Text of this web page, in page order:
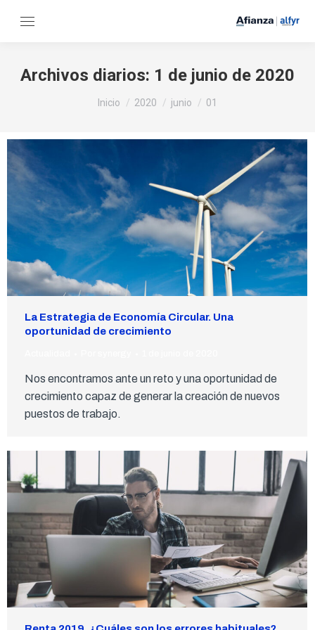
Archivos diarios: 1 de junio de 2020
Estás aquí:
Inicio 2020 junio 01
La Estrategia de Economía Circular. Una
oportunidad de crecimiento
Nos encontramos ante un reto y una oportunidad de
crecimiento capaz de generar la creación de nuevos
puestos de trabajo.